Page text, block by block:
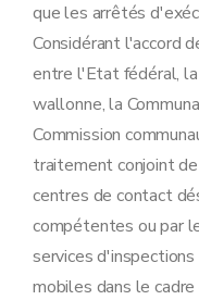
que les arrêtés
Considérant l'accord
entre l'Etat fédéral, la
wallonne, la
Commission
traitement conjoint
centres de contact
compétentes ou par
services
mobiles dans le